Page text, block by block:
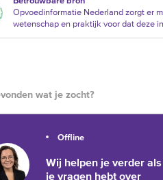
Opvoedinformatie Nederland zorgt er
wetenschap en praktijk voor dat deze
wat je zocht?
Offline
Wij helpen je verder als
je vragen hebt over